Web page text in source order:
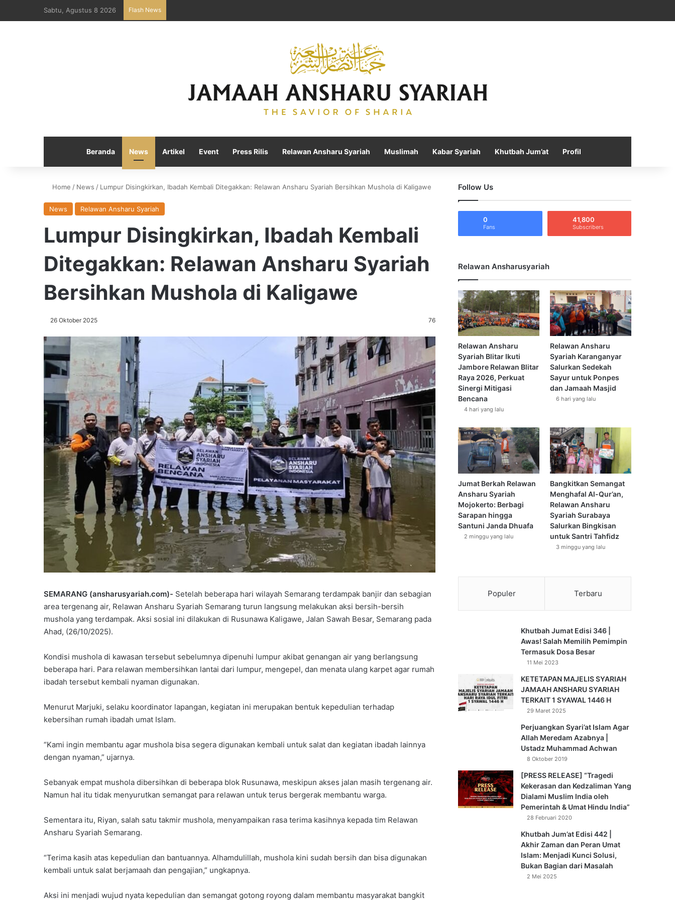
Sabtu, Agustus 8 2026 Flash News
Beranda News Artikel Event Press Rilis Relawan Ansharu Syariah Muslimah Kabar Syariah Khutbah Jum’at Profil
Home / News / Lumpur Disingkirkan, Ibadah Kembali Ditegakkan: Relawan Ansharu Syariah Bersihkan Mushola di Kaligawe
News Relawan Ansharu Syariah
Lumpur Disingkirkan, Ibadah Kembali
Ditegakkan: Relawan Ansharu Syariah
Bersihkan Mushola di Kaligawe
26 Oktober 2025 76
SEMARANG (ansharusyariah.com)- Setelah beberapa hari wilayah Semarang terdampak banjir dan sebagian
area tergenang air, Relawan Ansharu Syariah Semarang turun langsung melakukan aksi bersih-bersih
mushola yang terdampak. Aksi sosial ini dilakukan di Rusunawa Kaligawe, Jalan Sawah Besar, Semarang pada
Ahad, (26/10/2025).
Kondisi mushola di kawasan tersebut sebelumnya dipenuhi lumpur akibat genangan air yang berlangsung
beberapa hari. Para relawan membersihkan lantai dari lumpur, mengepel, dan menata ulang karpet agar rumah
ibadah tersebut kembali nyaman digunakan.
Menurut Marjuki, selaku koordinator lapangan, kegiatan ini merupakan bentuk kepedulian terhadap
kebersihan rumah ibadah umat Islam.
“Kami ingin membantu agar mushola bisa segera digunakan kembali untuk salat dan kegiatan ibadah lainnya
dengan nyaman,” ujarnya.
Sebanyak empat mushola dibersihkan di beberapa blok Rusunawa, meskipun akses jalan masih tergenang air.
Namun hal itu tidak menyurutkan semangat para relawan untuk terus bergerak membantu warga.
Sementara itu, Riyan, salah satu takmir mushola, menyampaikan rasa terima kasihnya kepada tim Relawan
Ansharu Syariah Semarang.
“Terima kasih atas kepedulian dan bantuannya. Alhamdulillah, mushola kini sudah bersih dan bisa digunakan
kembali untuk salat berjamaah dan pengajian,” ungkapnya.
Aksi ini menjadi wujud nyata kepedulian dan semangat gotong royong dalam membantu masyarakat bangkit
Follow Us
0
Fans
41,800
Subscribers
Relawan Ansharusyariah
Relawan Ansharu
Syariah Blitar Ikuti
Jambore Relawan Blitar
Raya 2026, Perkuat
Sinergi Mitigasi
Bencana
4 hari yang lalu
Relawan Ansharu
Syariah Karanganyar
Salurkan Sedekah
Sayur untuk Ponpes
dan Jamaah Masjid
6 hari yang lalu
Jumat Berkah Relawan
Ansharu Syariah
Mojokerto: Berbagi
Sarapan hingga
Santuni Janda Dhuafa
2 minggu yang lalu
Bangkitkan Semangat
Menghafal Al-Qur’an,
Relawan Ansharu
Syariah Surabaya
Salurkan Bingkisan
untuk Santri Tahfidz
3 minggu yang lalu
Populer Terbaru
Khutbah Jumat Edisi 346 |
Awas! Salah Memilih Pemimpin
Termasuk Dosa Besar
11 Mei 2023
KETETAPAN MAJELIS SYARIAH
JAMAAH ANSHARU SYARIAH
TERKAIT 1 SYAWAL 1446 H
29 Maret 2025
Perjuangkan Syari’at Islam Agar
Allah Meredam Azabnya |
Ustadz Muhammad Achwan
8 Oktober 2019
[PRESS RELEASE] “Tragedi
Kekerasan dan Kedzaliman Yang
Dialami Muslim India oleh
Pemerintah & Umat Hindu India”
28 Februari 2020
Khutbah Jum’at Edisi 442 |
Akhir Zaman dan Peran Umat
Islam: Menjadi Kunci Solusi,
Bukan Bagian dari Masalah
2 Mei 2025